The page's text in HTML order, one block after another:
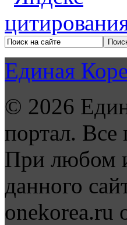
Единая
© 2026
портал.
При любом
данного
onekorea.ru